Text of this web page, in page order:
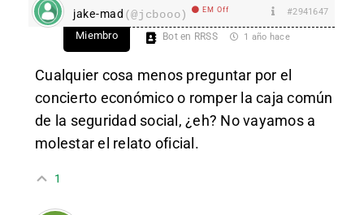
jake-mad (@jcbooo) EM Off #2941647
Miembro Bot en RRSS 1 año hace
Cualquier cosa menos preguntar por el
concierto económico o romper la caja común
de la seguridad social, ¿eh? No vayamos a
molestar el relato oficial.
1